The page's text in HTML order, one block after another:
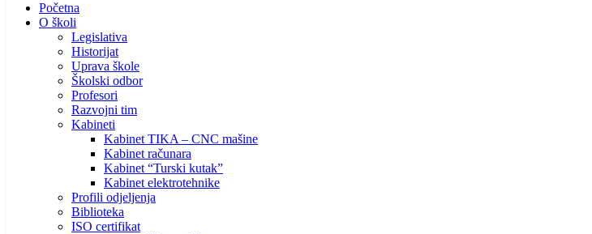
Početna
O školi
Legislativa
Historijat
Uprava škole
Školski odbor
Profesori
Razvojni tim
Kabineti
Kabinet TIKA – CNC mašine
Kabinet računara
Kabinet “Turski kutak”
Kabinet elektrotehnike
Profili odjeljenja
Biblioteka
ISO certifikat